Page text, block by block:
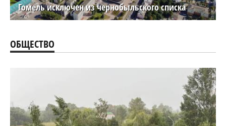
Гомель исключен из чернобыльского списка
ОБЩЕСТВО